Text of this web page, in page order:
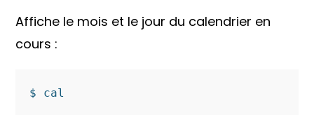
Affiche le mois et le jour du calendrier en
cours :